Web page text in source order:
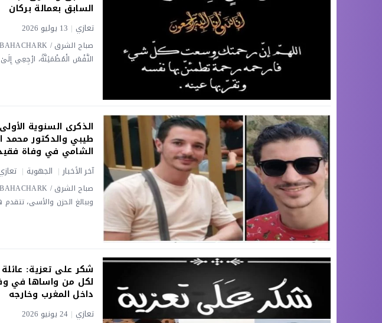
السابق بعمالة بركان
تعازي | 13 يوليو 2026
النَّفْسُ الْمُطْمَئِنَّةُ، ارْجِعِي
الذكرى السنوية
طيبي والدكتور محمد
الشامي في وفاة
آخر الأخبار | الجهوية |
وببالغ الحزن والأسى،
شكر على تعزية:
لكل من واساها في
داخل المغرب وخارجه
تعازي | 24 يونيو 2026